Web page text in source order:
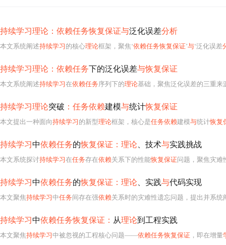
持续学习理论：依赖任务恢复保证与泛化误差分析
本文系统阐述持续学习 的核心理论框架，聚焦‘依赖任务恢复保证’与‘泛化误差
持续学习理论：依赖任务下的泛化误差与恢复保证
本文系统阐述持续学习在依赖任务序列下的理论基础，聚焦泛化误差的三重
持续学习理论突破 ：任务依赖建模与统计恢复保证
本文提出一种面向持续学习 的新型理论框架，核心是任务依赖建模与统计恢复
持续学习中依赖任务的恢复保证：理论 、技术与实践挑战
本文系统探讨持续学习在任务存在依赖关系下的性能恢复保证问题，聚焦灾难
持续学习中依赖任务的恢复保证：理论 、实践与代码实现
本文聚焦持续学习中任务间存在强依赖关系时的灾难性遗忘问题，提出并系统
持续学习中依赖任务恢复保证： 从理论到工程实践
本文聚焦持续学习中被忽视的工程核心问题——依赖任务恢复保证 ，即在增量